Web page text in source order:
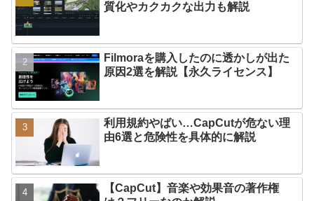
質化やカクカクな出力も解説
Filmoraを購入したのに透かしが出た
原因2選を解説【永久ライセンス】
利用規約やばい…CapCutが危ない理
由6選と危険性を具体的に解説
【CapCut】音楽や効果音の著作権